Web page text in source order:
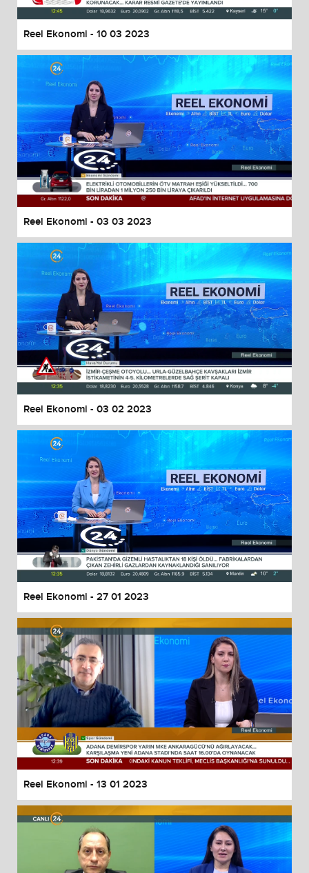
Reel Ekonomi - 10 03 2023
Reel Ekonomi - 03 03 2023
Reel Ekonomi - 03 02 2023
Reel Ekonomi - 27 01 2023
Reel Ekonomi - 13 01 2023